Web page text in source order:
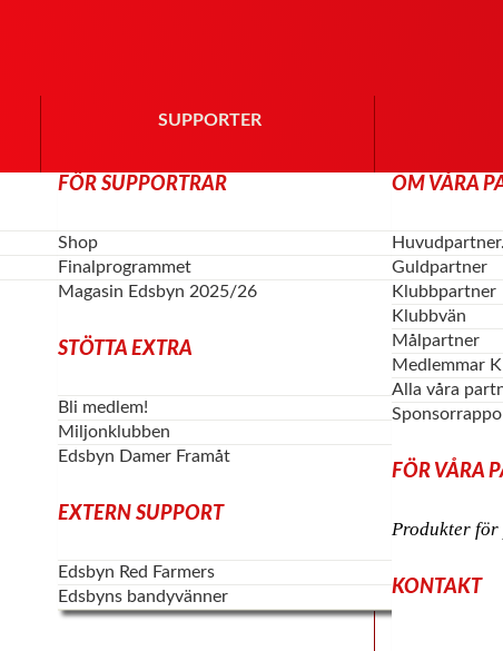
SUPPORTER
FÖR SUPPORTRAR
Shop
Finalprogrammet
Magasin Edsbyn 2025/26
STÖTTA EXTRA
Bli medlem!
Miljonklubben
Edsbyn Damer Framåt
EXTERN SUPPORT
Edsbyn Red Farmers
Edsbyns bandyvänner
OM VÅRA
Guldpartner
Klubbpartner
Klubbvän
Målpartner
Medlemmar
Alla våra
FÖR VÅRA
Produkter för
KONTAKT